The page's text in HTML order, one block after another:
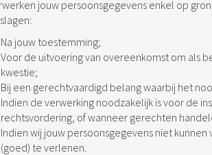
jouw persoonsgegevens enkel op
Na jouw toestemming;
Voor de uitvoering van overeenkomst om als
kwestie;
Bij een gerechtvaardigd belang waarbij het
Indien de verwerking noodzakelijk is voor de
rechtsvordering, of wanneer gerechten
Indien wij jouw persoonsgegevens niet
(goed) te verlenen.